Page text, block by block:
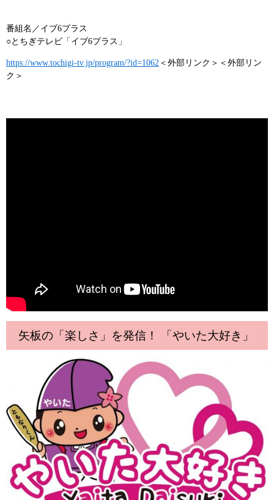
番組名／イブ6プラス
○とちぎテレビ「イブ6プラス」
https://www.tochigi-tv.jp/program/?id=1062 ＜外部リンク＞ ＜外部リン
ク＞
矢板の「楽しさ」を発信！ 「やいた大好き」